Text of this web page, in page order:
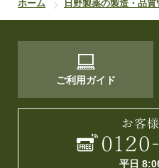
ホーム 日野製薬の製造・品質
ご利用ガイド
平日